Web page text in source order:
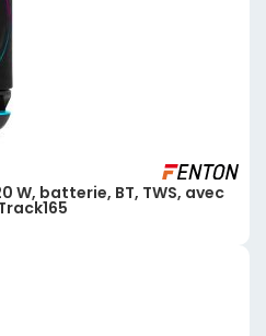
W, batterie, BT, TWS, avec